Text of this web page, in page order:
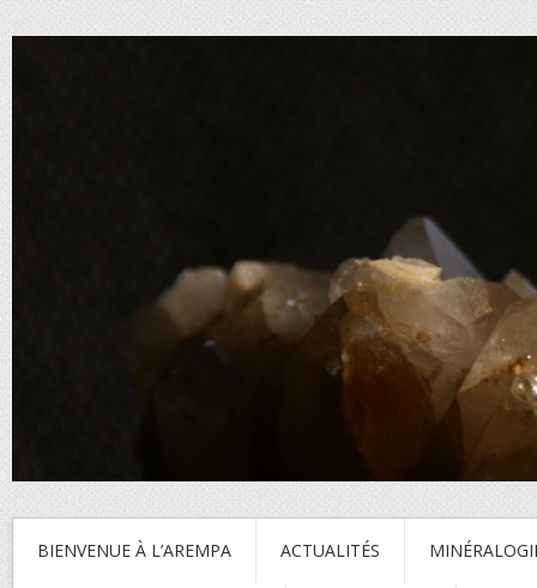
BIENVENUE À L’AREMPA ACTUALITÉS